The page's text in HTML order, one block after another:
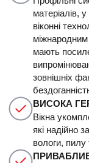
матеріалів,
віконні
мають
зовнішніх
ВИСОКА
Вікна
які надійно
вологи,